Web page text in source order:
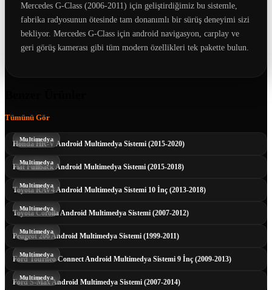
Mercedes G-Class (2006-2011) için geliştirdiğimiz bu sistemle,
fabrika radyosunun ötesinde tam donanımlı bir sürüş deneyimi sizi
bekliyor. Mercedes G-Class için android navigasyon, carplay ve
geri görüş kamerası gibi tüm modern özellikleri tek pakette bulun.
Tümünü Gör
Honda HR-V Android Multimedya Sistemi (2015-2020)
Multimedya
Fiat Fullback Android Multimedya Sistemi (2015-2018)
Multimedya
Toyota RAV4 Android Multimedya Sistemi 10 İnç (2013-2018)
Multimedya
Toyota Corolla Android Multimedya Sistemi (2007-2012)
Multimedya
Peugeot 206 Android Multimedya Sistemi (1999-2011)
Multimedya
Ford Tourneo Connect Android Multimedya Sistemi 9 İnç (2009-2013)
Multimedya
Ford S-Max Android Multimedya Sistemi (2007-2014)
Multimedya